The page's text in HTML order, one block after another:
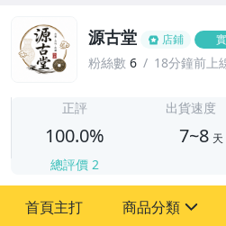
源古堂 店鋪
粉絲數 6 18分鐘前上
正評
100.0%
總評價 2
出貨速度
7~8 天
首頁主打 商品分類